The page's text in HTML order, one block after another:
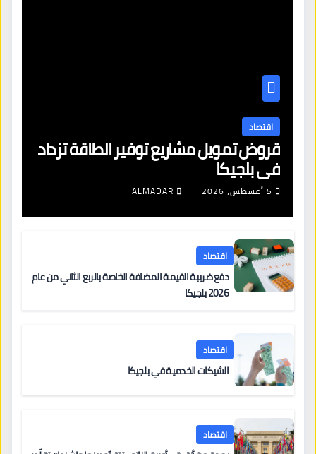
اقتصاد
قروض تمويل مشاريع توفير الطاقة تزداد
في بلجيكا
5 أغسطس، 2026 ALMADAR
اقتصاد
دفع ضريبة القيمة المضافة الخاصة بالربع الثاني من عام
2026 بلجيكا
اقتصاد
الشيكات الخدمية في بلجيكا
اقتصاد